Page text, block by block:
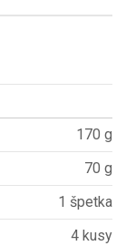
170 g
70 g
1 špetka
4 kusy